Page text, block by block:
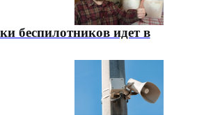
беспилотников идет в